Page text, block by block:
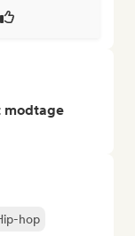
modtage
hop